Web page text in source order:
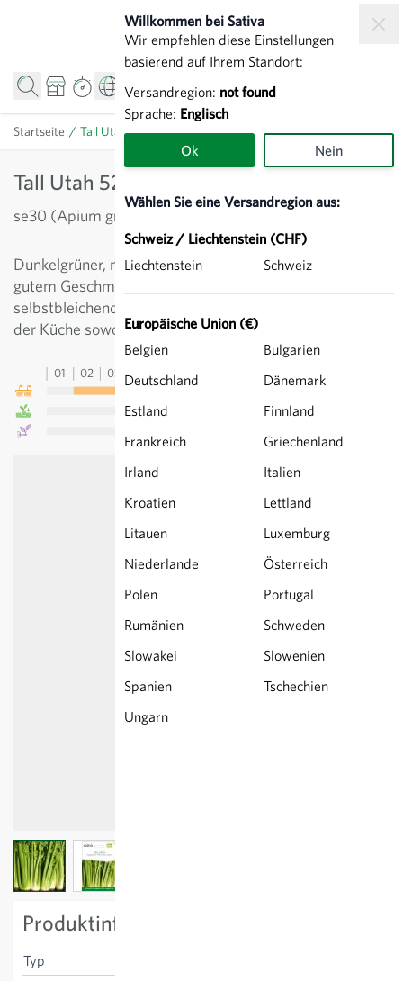
Willkommen bei Sativa
Wir empfehlen diese Einstellungen
basierend auf Ihrem Standort:
Versandregion: not found
Sprache: Englisch
Ok Nein
Wählen Sie eine Versandregion aus:
Schweiz / Liechtenstein (CHF)
Liechtenstein
Schweiz
Europäische Union (€)
Belgien
Bulgarien
Deutschland
Dänemark
Estland
Finnland
Frankreich
Griechenland
Irland
Italien
Kroatien
Lettland
Litauen
Luxemburg
Niederlande
Österreich
Polen
Portugal
Rumänien
Schweden
Slowakei
Slowenien
Spanien
Tschechien
Ungarn
Startseite / Tall Utah 52/70 - Stangensellerie
Tall Utah 52/70 - Stangensellerie
se30 (Apium graveolens var. dulce)
Dunkelgrüner, mittelhoher Stangensellerie mit sehr
gutem Geschmack. Ertragsstark und robust. Nicht
selbstbleichend. Kulturzeit im Freiland ca. 2 Monate. In
der Küche sowohl roh wie gekocht vielseitig verwendbar.
01 02 03 05 06 09
View larger imageView larger image
Produktinformation
Typ